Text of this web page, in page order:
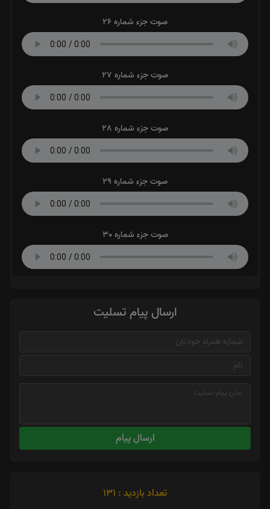
صوت جزء شماره 26
صوت جزء شماره 27
صوت جزء شماره 28
صوت جزء شماره 29
صوت جزء شماره 30
ارسال پیام تسلیت
ارسال پیام
تعداد بازدید : 131